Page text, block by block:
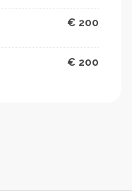
€ 200
€ 200